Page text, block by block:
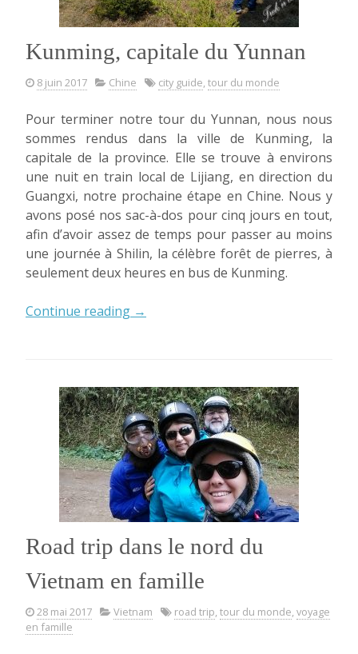
Kunming, capitale du Yunnan
8 juin 2017 Chine city guide, tour du monde
Pour terminer notre tour du Yunnan, nous nous
sommes rendus dans la ville de Kunming, la
capitale de la province. Elle se trouve à environs
une nuit en train local de Lijiang, en direction du
Guangxi, notre prochaine étape en Chine. Nous y
avons posé nos sac-à-dos pour cinq jours en tout,
afin d’avoir assez de temps pour passer au moins
une journée à Shilin, la célèbre forêt de pierres, à
seulement deux heures en bus de Kunming.
Continue reading « Kunming,
→
Road trip dans le nord du
Vietnam en famille
28 mai 2017 Vietnam road trip, tour du monde, voyage
en famille